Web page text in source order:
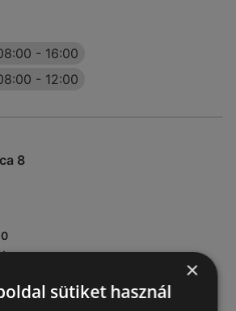
- 16:00
- 12:00
8
0
km
×
sütiket használ